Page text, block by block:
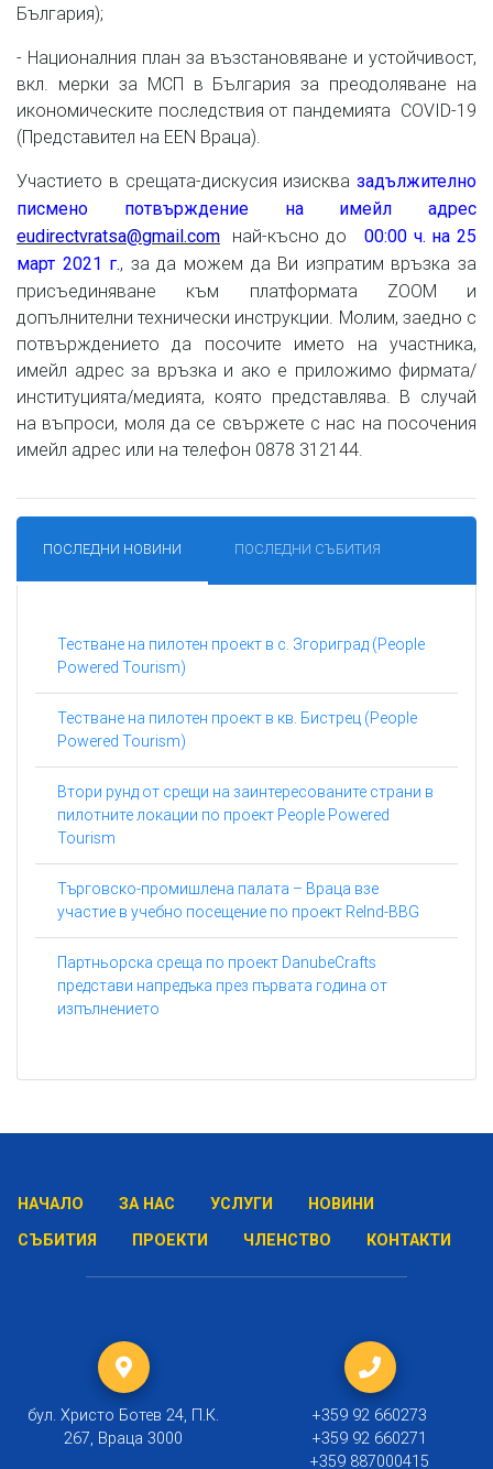
България);
- Националния план за възстановяване и устойчивост,
вкл. мерки за МСП в България за преодоляване на
икономическите последствия от пандемията COVID-19
(Представител на EEN Враца).
Участието в срещата-дискусия изисква задължително
писмено потвърждение на имейл адрес
eudirectvratsa@gmail.com най-късно до00:00 ч. на 25
март 2021 г., за да можем да Ви изпратим връзка за
присъединяване към платформата ZOOM и
допълнителни технически инструкции. Молим, заедно с
потвърждението да посочите името на участника,
имейл адрес за връзка и ако е приложимо фирмата/
институцията/медията, която представлява. В случай
на въпроси, моля да се свържете с нас на посочения
имейл адрес или на телефон 0878 312144.
ПОСЛЕДНИ НОВИНИ ПОСЛЕДНИ СЪБИТИЯ
Тестване на пилотен проект в с. Згориград (People
Powered Tourism)
Тестване на пилотен проект в кв. Бистрец (People
Powered Tourism)
Втори рунд от срещи на заинтересованите страни в
пилотните локации по проект People Powered
Tourism
Търговско-промишлена палата – Враца взе
участие в учебно посещение по проект ReInd-BBG
Партньорска среща по проект DanubeCrafts
представи напредъка през първата година от
изпълнението
НАЧАЛО ЗА НАС УСЛУГИ
НОВИНИ
СЪБИТИЯ
ПРОЕКТИ ЧЛЕНСТВО КОНТАКТИ
бул. Христо Ботев 24, П.К.
267, Враца 3000
+359 92 660273
+359 92 660271
+359 887000415